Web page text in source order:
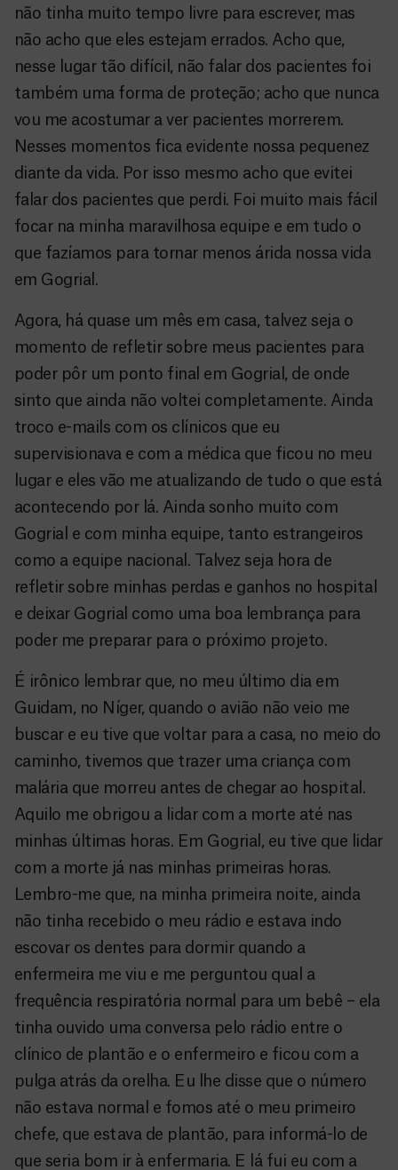
não tinha muito tempo livre para escrever, mas
não acho que eles estejam errados. Acho que,
nesse lugar tão difícil, não falar dos pacientes foi
também uma forma de proteção; acho que nunca
vou me acostumar a ver pacientes morrerem.
Nesses momentos fica evidente nossa pequenez
diante da vida. Por isso mesmo acho que evitei
falar dos pacientes que perdi. Foi muito mais fácil
focar na minha maravilhosa equipe e em tudo o
que fazíamos para tornar menos árida nossa vida
em Gogrial.
Agora, há quase um mês em casa, talvez seja o
momento de refletir sobre meus pacientes para
poder pôr um ponto final em Gogrial, de onde
sinto que ainda não voltei completamente. Ainda
troco e-mails com os clínicos que eu
supervisionava e com a médica que ficou no meu
lugar e eles vão me atualizando de tudo o que está
acontecendo por lá. Ainda sonho muito com
Gogrial e com minha equipe, tanto estrangeiros
como a equipe nacional. Talvez seja hora de
refletir sobre minhas perdas e ganhos no hospital
e deixar Gogrial como uma boa lembrança para
poder me preparar para o próximo projeto.
É irônico lembrar que, no meu último dia em
Guidam, no Níger, quando o avião não veio me
buscar e eu tive que voltar para a casa, no meio do
caminho, tivemos que trazer uma criança com
malária que morreu antes de chegar ao hospital.
Aquilo me obrigou a lidar com a morte até nas
minhas últimas horas. Em Gogrial, eu tive que lidar
com a morte já nas minhas primeiras horas.
Lembro-me que, na minha primeira noite, ainda
não tinha recebido o meu rádio e estava indo
escovar os dentes para dormir quando a
enfermeira me viu e me perguntou qual a
frequência respiratória normal para um bebê – ela
tinha ouvido uma conversa pelo rádio entre o
clínico de plantão e o enfermeiro e ficou com a
pulga atrás da orelha. Eu lhe disse que o número
não estava normal e fomos até o meu primeiro
chefe, que estava de plantão, para informá-lo de
que seria bom ir à enfermaria. E lá fui eu com a